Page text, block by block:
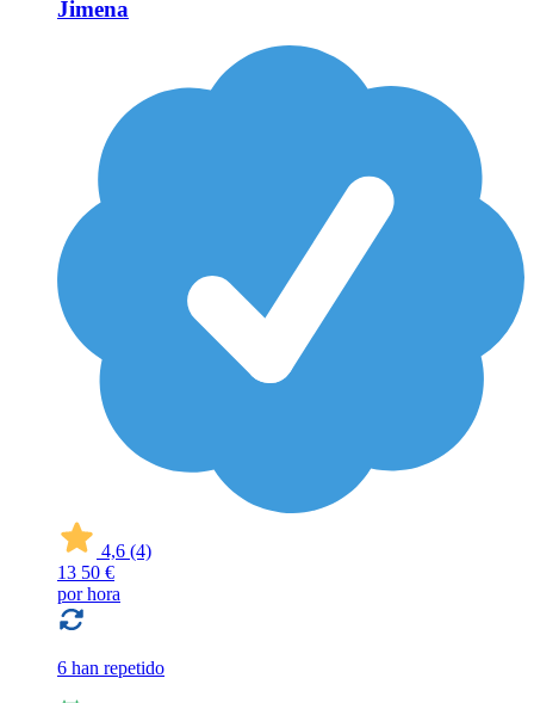
Jimena
4,6 (4)
13 50 €
por hora
6 han repetido